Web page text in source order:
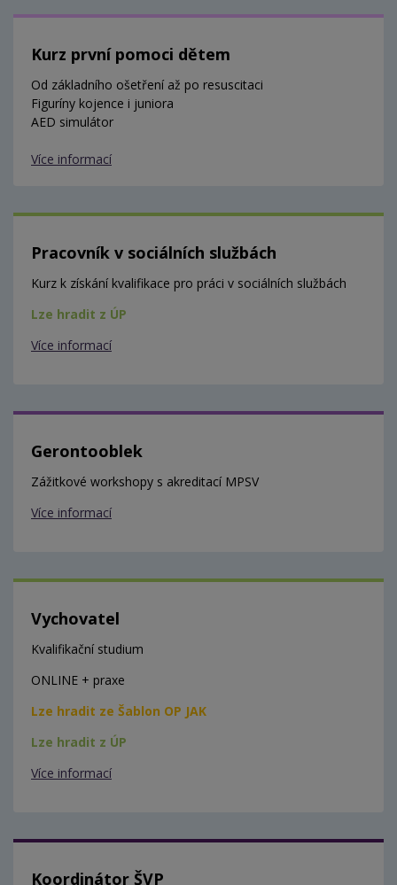
Kurz první pomoci dětem
Od základního ošetření až po resuscitaci
Figuríny kojence i juniora
AED simulátor
Více informací
Pracovník v sociálních službách
Kurz k získání kvalifikace pro práci v sociálních službách
Lze hradit z ÚP
Více informací
Gerontooblek
Zážitkové workshopy s akreditací MPSV
Více informací
Vychovatel
Kvalifikační studium
ONLINE + praxe
Lze hradit ze Šablon OP JAK
Lze hradit z ÚP
Více informací
Koordinátor ŠVP